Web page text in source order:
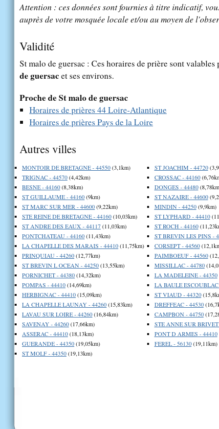
Attention : ces données sont fournies à titre indicatif,
auprès de votre mosquée locale et/ou au moyen de
Validité
St malo de guersac : Ces horaires de prière sont
de guersacet ses environs.
Proche de St malo de guersac
Horaires de prières 44 Loire-Atlantique
Horaires de prières Pays de la Loire
Autres villes
MONTOIR DE BRETAGNE - 44550(3,1km)
TRIGNAC - 44570(4,42km)
BESNE - 44160(8,38km)
ST GUILLAUME - 44160(9km)
ST MARC SUR MER - 44600(9,22km)
STE REINE DE BRETAGNE - 44160(10,03km)
ST ANDRE DES EAUX - 44117(11,03km)
PONTCHATEAU - 44160(11,43km)
LA CHAPELLE DES MARAIS - 44410(11,75km)
PRINQUIAU - 44260(12,77km)
ST BREVIN L OCEAN - 44250(13,55km)
PORNICHET - 44380(14,32km)
POMPAS - 44410(14,69km)
HERBIGNAC - 44410(15,09km)
LA CHAPELLE LAUNAY - 44260(15,83km)
LAVAU SUR LOIRE - 44260(16,84km)
SAVENAY - 44260(17,66km)
ASSERAC - 44410(18,13km)
GUERANDE - 44350(19,05km)
ST MOLF - 44350(19,13km)
ST JOACHIM - 44720
CROSSAC - 44160
DONGES - 44480
ST NAZAIRE - 44600
MINDIN - 44250(9,9km)
ST LYPHARD - 44410
ST ROCH - 44160
ST BREVIN LES PINS -
CORSEPT - 44560
PAIMBOEUF - 44560
MISSILLAC - 44780
LA MADELEINE - 44350
LA BAULE ESCOUBLAC
ST VIAUD - 44320
DREFFEAC - 44530
CAMPBON - 44750
STE ANNE SUR BRIVET
PONT D ARMES - 44410
FEREL - 56130(19,11km)